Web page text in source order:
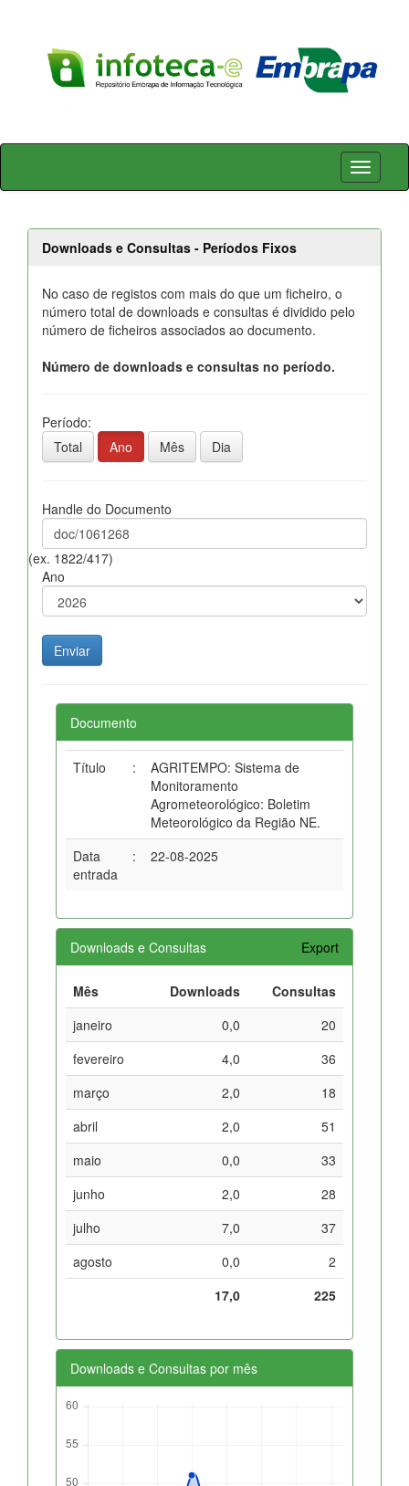
Skip
Downloads e Consultas - Períodos Fixos
No caso de registos com mais do que um ficheiro, o
número total de downloads e consultas é dividido pelo
número de ficheiros associados ao documento.
Número de downloads e consultas no período.
Período:
Total
Ano Mês Dia
Handle do Documento
(ex. 1822/417)
Ano
Documento
Título :
AGRITEMPO: Sistema de
Monitoramento
Agrometeorológico: Boletim
Meteorológico da Região NE.
Data
entrada
: 22-08-2025
Downloads e Consultas Export
Mês Downloads
Consultas
janeiro
0,0
20
fevereiro
4,0
36
março
2,0
18
abril
2,0
51
maio
0,0
33
junho
2,0
28
julho
7,0
37
agosto
0,0
2
17,0
225
Downloads e Consultas por mês